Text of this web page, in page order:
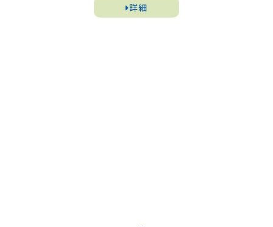
詳細